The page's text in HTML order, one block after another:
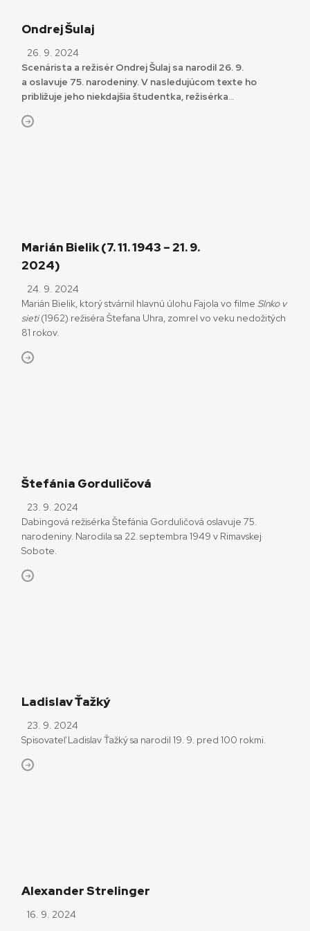
Ondrej Šulaj
26. 9. 2024
Scenárista a režisér Ondrej Šulaj sa narodil 26. 9.
a oslavuje 75. narodeniny. V nasledujúcom texte ho
približuje jeho niekdajšia študentka, režisérka
Marián Bielik (7. 11. 1943 – 21. 9.
2024)
24. 9. 2024
Marián Bielik, ktorý stvárnil hlavnú úlohu Fajola vo filme Slnko v
sieti(1962) režiséra Štefana Uhra, zomrel vo veku nedožitých
81 rokov.
Štefánia Gorduličová
23. 9. 2024
Dabingová režisérka Štefánia Gorduličová oslavuje 75.
narodeniny. Narodila sa 22. septembra 1949 v Rimavskej
Sobote.
Ladislav Ťažký
23. 9. 2024
Spisovateľ Ladislav Ťažký sa narodil 19. 9. pred 100 rokmi.
Alexander Strelinger
16. 9. 2024